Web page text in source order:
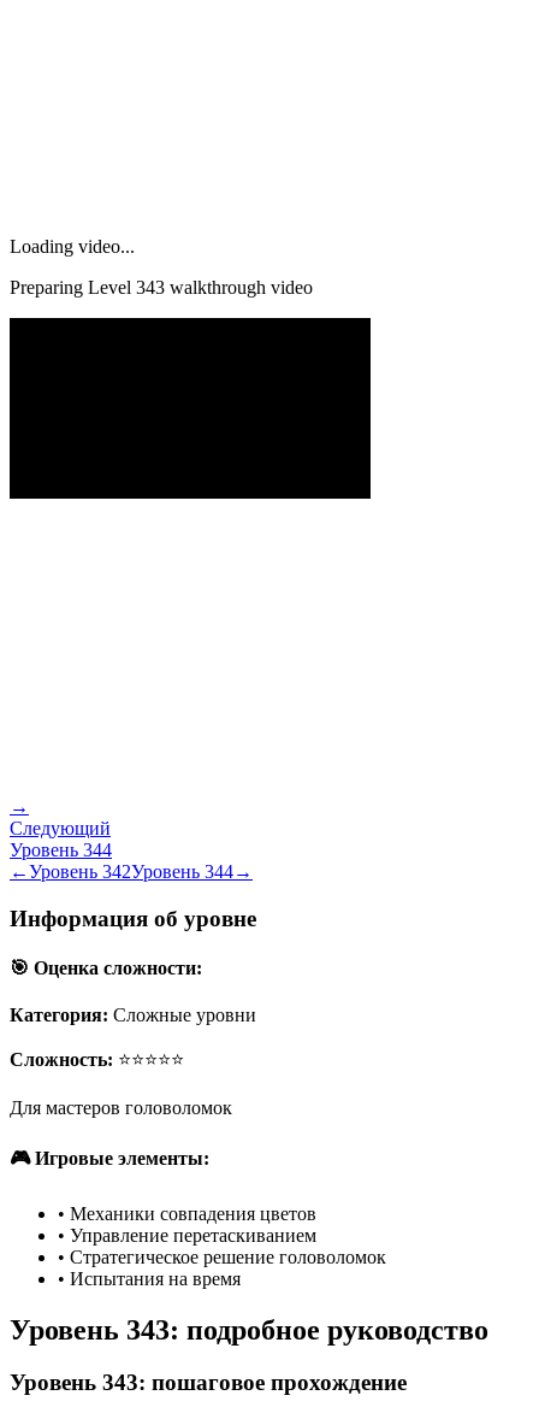
Loading video...
Preparing Level 343 walkthrough video
→
Следующий
Уровень 344
←Уровень 342Уровень 344→
Информация об уровне
🎯 Оценка сложности:
Категория: Сложные уровни
Сложность: ⭐⭐⭐⭐⭐
Для мастеров головоломок
🎮 Игровые элементы:
• Механики совпадения цветов
• Управление перетаскиванием
• Стратегическое решение головоломок
• Испытания на время
Уровень 343: подробное руководство
Уровень 343: пошаговое прохождение